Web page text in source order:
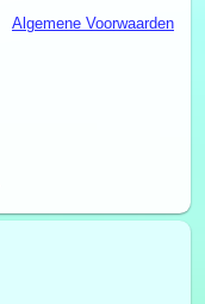
Algemene Voorwaarden